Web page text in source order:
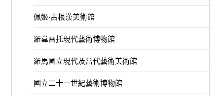
佩姬·古根漢美術館
羅韋雷托現代藝術博物館
羅馬國立現代及當代藝術美術館
國立二十一世紀藝術博物館